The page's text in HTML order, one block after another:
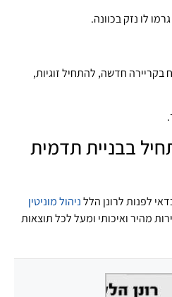
לו נזק בכוונה.
חדשה, להתחיל זוגיות,
בבניית תדמית
לפנות לרונן הללניהול מוניטין
מהיר ואיכותי ומעל לכל תוצאות